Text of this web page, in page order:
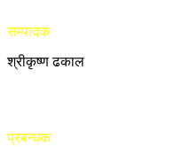
सम्पादक
श्रीकृष्ण ढकाल
प्रबन्धक